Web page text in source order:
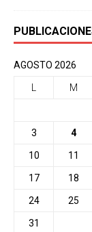
AGOSTO 2026
M
3 4
10 11
17 18
24 25
31